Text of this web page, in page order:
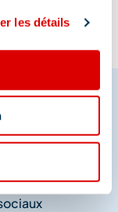
les détails
à